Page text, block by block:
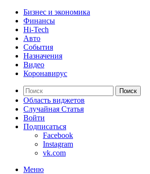
Бизнес и экономика
Финансы
Hi-Tech
Авто
События
Назначения
Видео
Коронавирус
Поиск
Область виджетов
Случайная Статья
Войти
Подписаться
Facebook
Instagram
vk.com
Меню